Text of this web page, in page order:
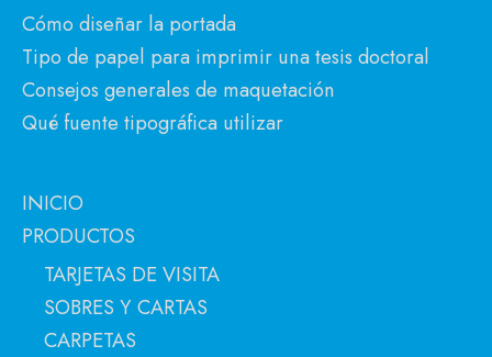
Cómo diseñar la portada
Tipo de papel para imprimir una tesis doctoral
Consejos generales de maquetación
Qué fuente tipográfica utilizar
INICIO
PRODUCTOS
TARJETAS DE VISITA
SOBRES Y CARTAS
CARPETAS